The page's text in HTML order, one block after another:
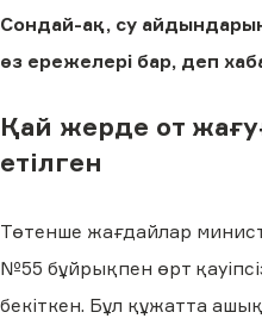
Сондай-ақ, су
өз ережелері бар, деп
Қай жерде от
етілген
Төтенше жағдайлар
№55 бұйрықпен өрт
бекіткен. Бұл құжатта